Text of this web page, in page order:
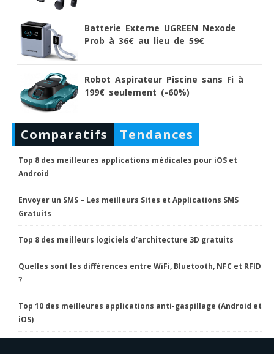
Batterie Externe UGREEN Nexode
Prob à 36€ au lieu de 59€
Robot Aspirateur Piscine sans Fi à
199€ seulement (-60%)
Comparatifs Tendances
Top 8 des meilleures applications médicales pour iOS et
Android
Envoyer un SMS – Les meilleurs Sites et Applications SMS
Gratuits
Top 8 des meilleurs logiciels d’architecture 3D gratuits
Quelles sont les différences entre WiFi, Bluetooth, NFC et RFID
?
Top 10 des meilleures applications anti-gaspillage (Android et
iOS)